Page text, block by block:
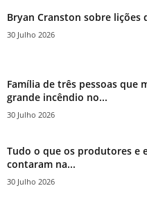
Bryan Cranston sobre lições
30 Julho 2026
Família de três pessoas que
grande incêndio no...
30 Julho 2026
Tudo o que os produtores e
contaram na...
30 Julho 2026